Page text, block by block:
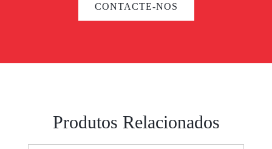
CONTACTE-NOS
Produtos Relacionados